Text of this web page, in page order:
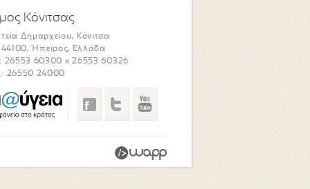
Κόνιτσας
Δημαρχείου, Κόνιτσα
44100, Ήπειρος, Ελλάδα
26553 60300 κ 26553 60326
26550 24000